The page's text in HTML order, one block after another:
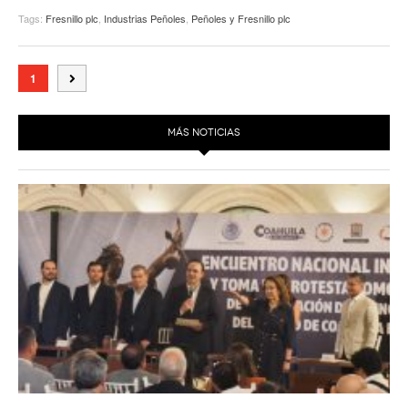
Tags: Fresnillo plc Industrias Peñoles Peñoles y Fresnillo plc
1
MÁS NOTICIAS